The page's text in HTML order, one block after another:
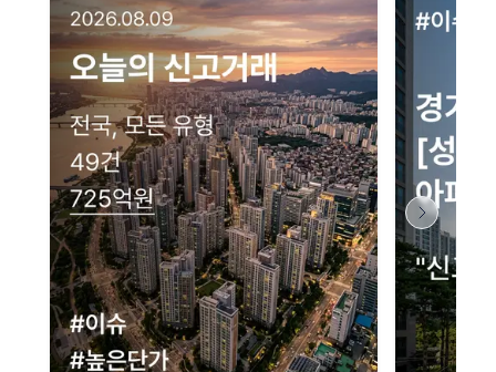
네이버 지도 연결 안내
현재 네이버 지도 연결이 원활하지 않아 지도를 불러올 수 없습니다.
이용에 불편을 드려 죄송합니다.
다시 시도